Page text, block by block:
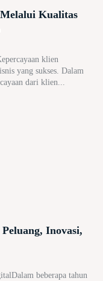
Kualitas
klien
yang sukses. Dalam
dari klien...
Inovasi,
beberapa tahun